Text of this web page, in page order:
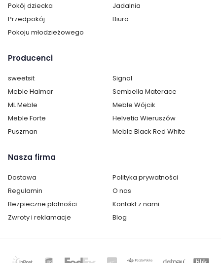
Cechy charakterystyczne
Szerokość: 56 cm
Wysokość: 117 cm
Głębokość: 38 cm
Kolor: Kolor drewna
Pokój dziecka
Jadalnia
Przedpokój
Biuro
Pokoju młodzieżowego
Producenci
sweetsit
Signal
Meble Halmar
Sembella Materace
ML Meble
Meble Wójcik
Meble Forte
Helvetia Wieruszów
Puszman
Meble Black Red White
Nasza firma
Dostawa
Polityka prywatności
Regulamin
O nas
Bezpieczne płatności
Kontakt z nami
Zwroty i reklamacje
Blog